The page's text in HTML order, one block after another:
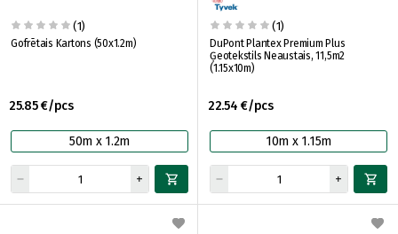
(1)
Gofrētais Kartons (50x1.2m)
25.85 €/pcs
50m x 1.2m
(1)
DuPont Plantex Premium Plus
Ģeotekstils Neaustais, 11,5m2
(1.15x10m)
22.54 €/pcs
10m x 1.15m